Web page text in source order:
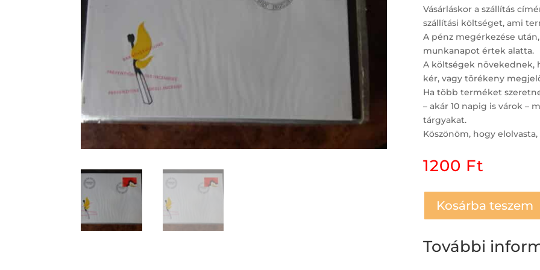
Vásárláskor a szállítás
szállítási költséget, ami
A pénz megérkezése
munkanapot értek alatta.
A költségek növekednek,
kér, vagy törékeny
Ha több terméket
– akár 10 napig is várok –
tárgyakat.
Köszönöm, hogy
1200 Ft
Kosárba teszem
További